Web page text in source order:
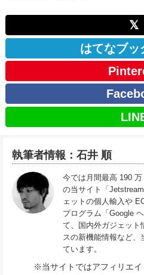
𝕏
はてなブッ
執筆者情報：石井 順
今では月間最高 190
の当サイト「
ェットの個人輸入や
プログラム「Google
て、国内外ガジェット
スの新機能情報など、
ています。
※当サイトではアフィリエ